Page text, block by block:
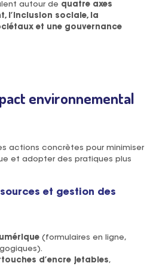
autour de quatre axes
l’inclusion sociale, la
et une gouvernance
environnemental
actions concrètes pour minimiser
et adopter des pratiques plus
et gestion des
(formulaires en ligne,
d’encre jetables,